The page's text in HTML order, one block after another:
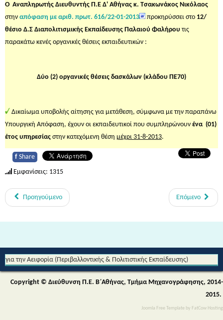
Joomla Free Template by FatCow Hosting
Ο Αναπληρωτής Διευθυντής Π.Ε Δ' Αθήνας κ. Τσακωνάκος Νικόλαος
στην απόφαση με αριθ. πρωτ. 616/22-01-2013 προκηρύσσει στο 12/
θέσιο Δ.Σ Διαπολιτισμικής Εκπαίδευσης Παλαιού Φαλήρου τις
παρακάτω κενές οργανικές θέσεις εκπαιδευτικών :
Δύο (2) οργανικές θέσεις δασκάλων (κλάδου ΠΕ70)
Δικαίωμα υποβολής αίτησης για μετάθεση, σύμφωνα με την παραπάνω
Υπουργική Απόφαση, έχουν οι εκπαιδευτικοί που συμπληρώνουν ένα (01)
έτος υπηρεσίας στην κατεχόμενη θέση μέχρι 31-8-2013.
f Share
Εμφανίσεις: 1315
Προηγούμενο Επόμενο
για την Αειφορία (Περιβαλλοντικής & Πολιτιστικής Εκπαίδευσης)
Copyright © Διεύθυνση Π.Ε. Β΄Αθήνας, Τμήμα Μηχανογράφησης, 2014-
2015.